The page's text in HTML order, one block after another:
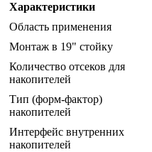
Характеристики
Область применения
Монтаж в 19" стойку
Количество отсеков для
накопителей
Тип (форм-фактор)
накопителей
Интерфейс внутренних
накопителей